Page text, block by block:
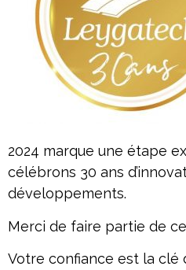
2024 marque une étape
célébrons 30 ans
développements.
Merci de faire partie de
Votre confiance est la clé